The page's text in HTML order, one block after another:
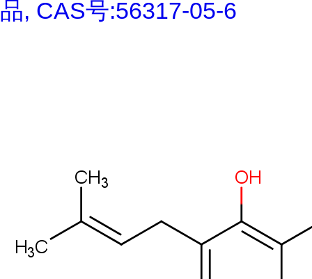
品, CAS号:56317-05-6